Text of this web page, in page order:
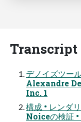
Transcript
デノイズツー
Alexandre
Inc. 1
構成 • レンダ
Noiceの検証